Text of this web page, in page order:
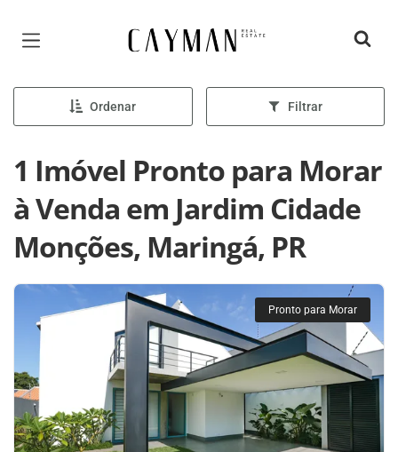
Página inicial
Ordenar Filtrar
1 Imóvel Pronto para Morar
à Venda em Jardim Cidade
Monções, Maringá, PR
Pronto para Morar